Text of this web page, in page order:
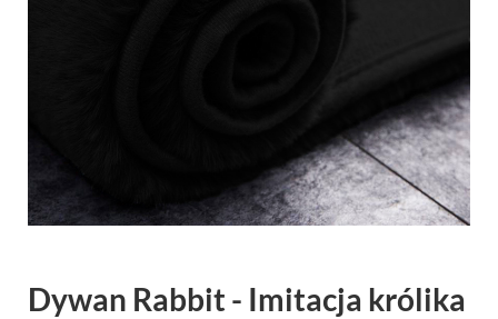
Dywan Rabbit - Imitacja królika